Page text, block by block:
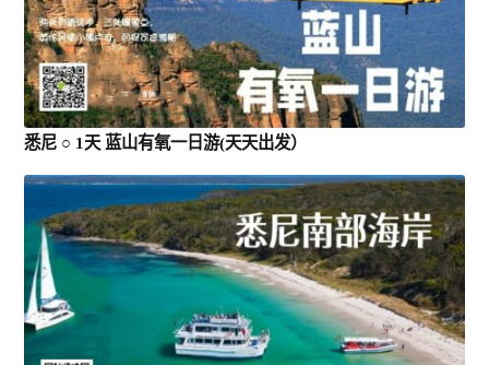
悉尼 ○ 1天 蓝山有氧一日游(天天出发）